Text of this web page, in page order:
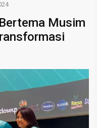
Musim